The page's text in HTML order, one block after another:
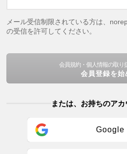
メール受信制限されている方は、
の受信を許可してください。
会員規約・個人情報の取り
会員登録を始
または、お持ちのア
Google